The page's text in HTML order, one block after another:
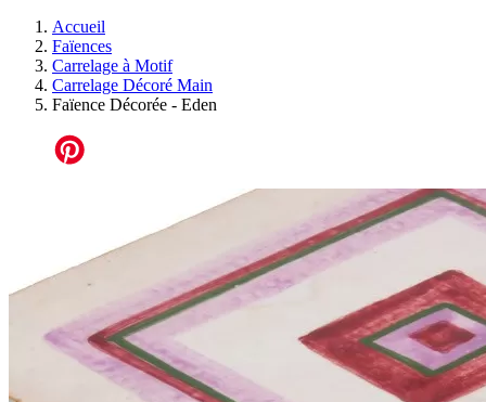
Accueil
Faïences
Carrelage à Motif
Carrelage Décoré Main
Faïence Décorée - Eden